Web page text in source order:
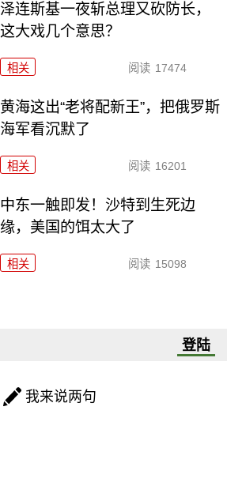
泽连斯基一夜斩总理又砍防长，
这大戏几个意思？
相关 阅读 17474
黄海这出“老将配新王”，把俄罗斯
海军看沉默了
相关 阅读 16201
中东一触即发！沙特到生死边
缘，美国的饵太大了
相关 阅读 15098
登陆
我来说两句